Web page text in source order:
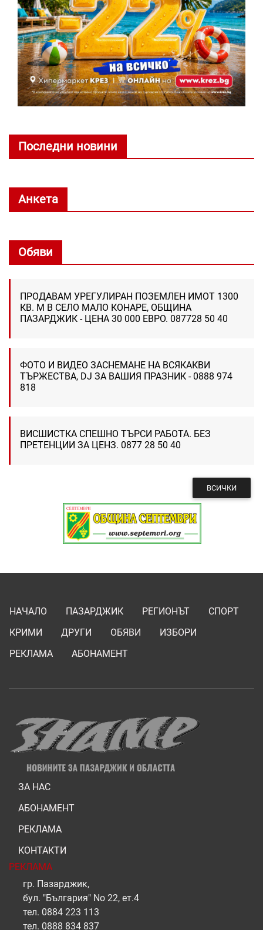
Последни новини
Анкета
Обяви
ПРОДАВАМ УРЕГУЛИРАН ПОЗЕМЛЕН ИМОТ 1300
КВ. М В СЕЛО МАЛО КОНАРЕ, ОБЩИНА
ПАЗАРДЖИК - ЦЕНА 30 000 ЕВРО. 087728 50 40
ФОТО И ВИДЕО ЗАСНЕМАНЕ НА ВСЯКАКВИ
ТЪРЖЕСТВА, DJ ЗА ВАШИЯ ПРАЗНИК - 0888 974
818
ВИСШИСТКА СПЕШНО ТЪРСИ РАБОТА. БЕЗ
ПРЕТЕНЦИИ ЗА ЦЕНЗ. 0877 28 50 40
ВСИЧКИ
НАЧАЛО ПАЗАРДЖИК РЕГИОНЪТ
СПОРТ
КРИМИ
ДРУГИ ОБЯВИ
ИЗБОРИ
РЕКЛАМА
АБОНАМЕНТ
ЗА НАС
АБОНАМЕНТ
РЕКЛАМА
КОНТАКТИ
РЕКЛАМА
гр. Пазарджик,
бул. "България" No 22, ет.4
тел. 0884 223 113
тел. 0888 834 837